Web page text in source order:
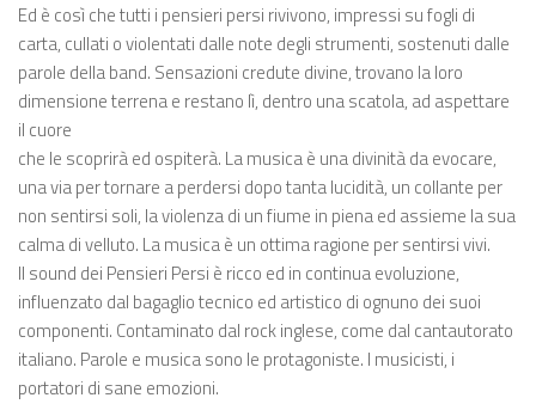
Ed è così che tutti i pensieri persi rivivono, impressi su fogli di
carta, cullati o violentati dalle note degli strumenti, sostenuti dalle
parole della band. Sensazioni credute divine, trovano la loro
dimensione terrena e restano lì, dentro una scatola, ad aspettare
il cuore
che le scoprirà ed ospiterà. La musica è una divinità da evocare,
una via per tornare a perdersi dopo tanta lucidità, un collante per
non sentirsi soli, la violenza di un fiume in piena ed assieme la sua
calma di velluto. La musica è un ottima ragione per sentirsi vivi.
Il sound dei Pensieri Persi è ricco ed in continua evoluzione,
influenzato dal bagaglio tecnico ed artistico di ognuno dei suoi
componenti. Contaminato dal rock inglese, come dal cantautorato
italiano. Parole e musica sono le protagoniste. I musicisti, i
portatori di sane emozioni.